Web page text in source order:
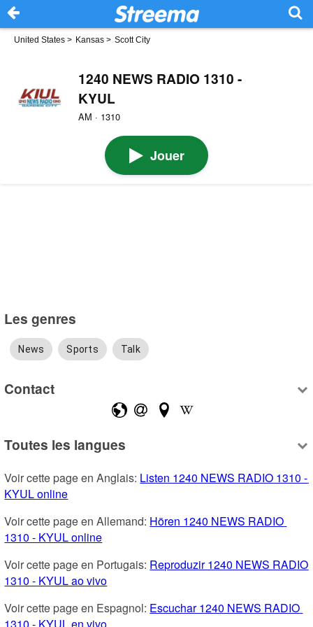
United States > Kansas > Scott City
1240 NEWS RADIO 1310 -
KYUL
AM · 1310
Jouer
Les genres
News Sports Talk
Contact
Toutes les langues
Voir cette page en Anglais: Listen 1240 NEWS RADIO 1310 -
KYUL online
Voir cette page en Allemand: Hören 1240 NEWS RADIO
1310 - KYUL online
Voir cette page en Portugais: Reproduzir 1240 NEWS RADIO
1310 - KYUL ao vivo
Voir cette page en Espagnol: Escuchar 1240 NEWS RADIO
1310 - KYUL en vivo